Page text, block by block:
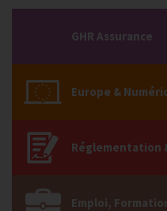
GHR Assurance
Europe &
Réglementation
Emploi,